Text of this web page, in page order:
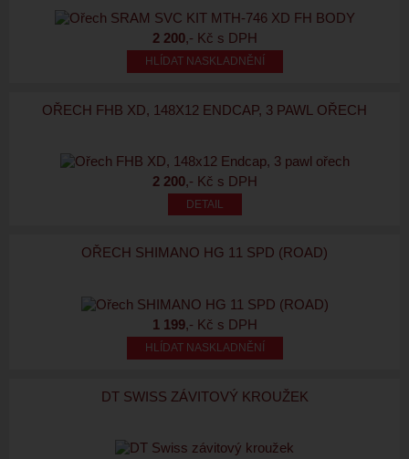
2 200,- Kč s DPH
HLÍDAT NASKLADNĚNÍ
OŘECH FHB XD, 148X12 ENDCAP, 3 PAWL OŘECH
2 200,- Kč s DPH
OŘECH SHIMANO HG 11 SPD (ROAD)
1 199,- Kč s DPH
HLÍDAT NASKLADNĚNÍ
DT SWISS ZÁVITOVÝ KROUŽEK